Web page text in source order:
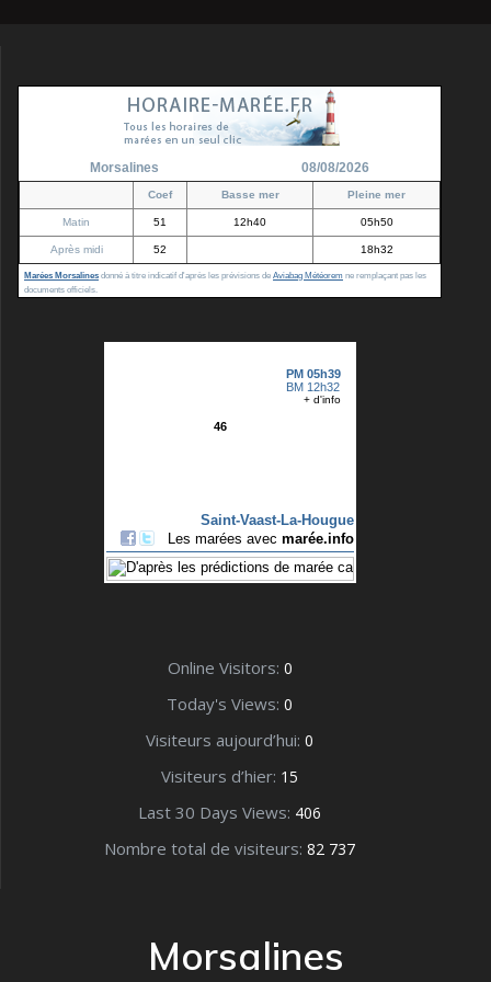
Morsalines 08/08/2026
Coef Basse mer Pleine mer
Matin 51 12h40 05h50
Après midi 52 18h32
Marées Morsalines donné à titre indicatif d'après les prévisions de Aviabag Météorem ne remplaçant pas les
documents officiels.
Online Visitors: 0
Today's Views: 0
Visiteurs aujourd’hui: 0
Visiteurs d’hier: 15
Last 30 Days Views: 406
Nombre total de visiteurs: 82 737
Morsalines